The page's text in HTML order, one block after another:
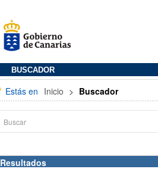
BUSCADOR
Estás en Inicio > Buscador
Resultados